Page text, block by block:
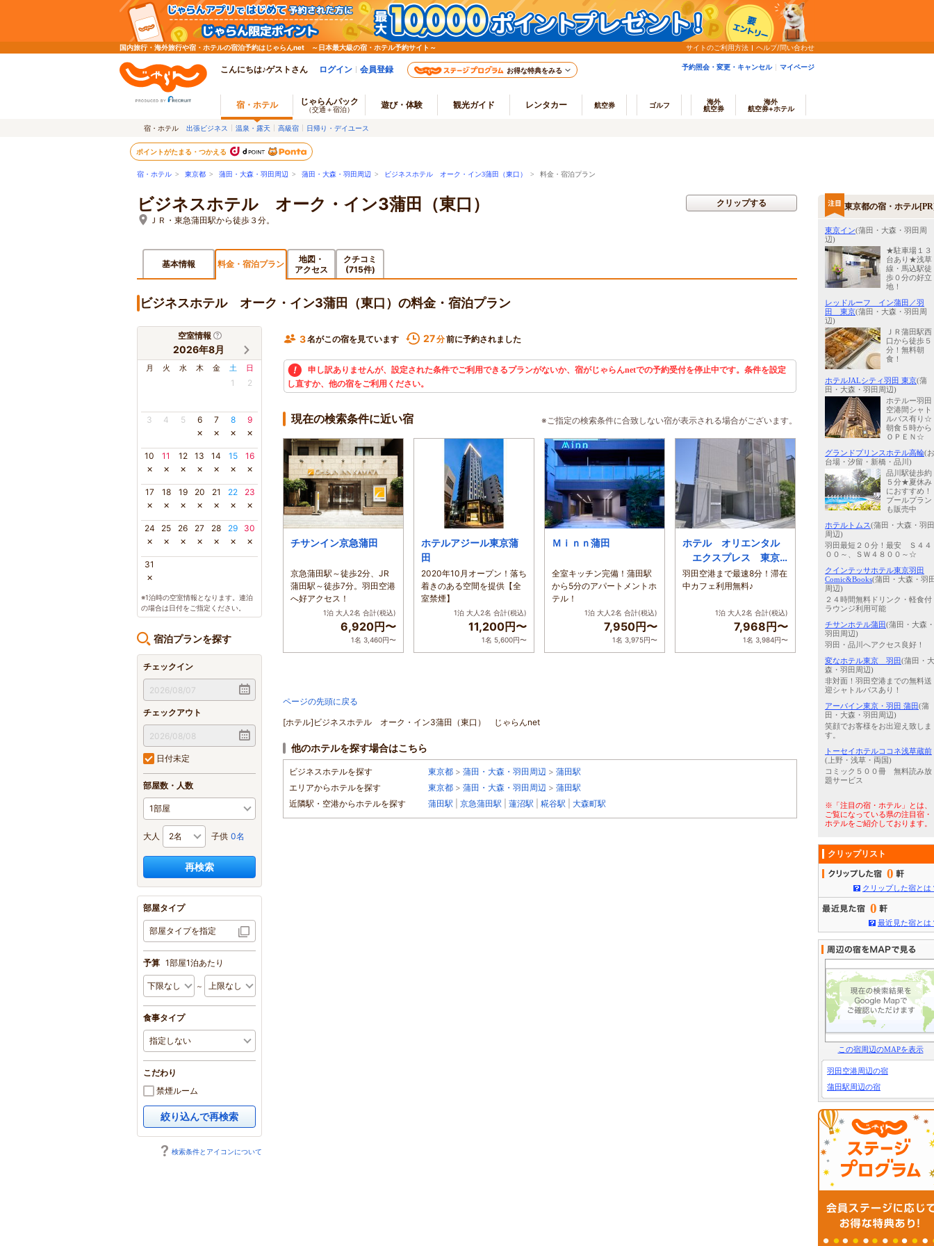
国内旅行・海外旅行や宿・ホテルの宿泊予約はじゃらんnet ～日本最大級の宿・ホテル予約サイト～ サイトのご利用方法 ヘルプ/問い合わせ
こんにちは♪ゲストさん ログイン 会員登録 お得な特典をみる 予約照会・変更・キャンセル マイページ
宿・ホテル じゃらんパック
（交通＋宿泊） 遊び・体験 観光ガイド レンタカー 航空券 ゴルフ
海外
航空券
海外
航空券+ホテル
宿・ホテル 出張ビジネス 温泉・露天 高級宿 日帰り・デイユース
ポイントがたまる・つかえる
宿・ホテル > 東京都 > 蒲田・大森・羽田周辺 > 蒲田・大森・羽田周辺 > ビジネスホテル オーク・イン3蒲田（東口） > 料金・宿泊プラン
ビジネスホテル オーク・イン3蒲田（東口）
ＪＲ・東急蒲田駅から徒歩３分。
クリップする
基本情報 料金・宿泊プラン
地図・
アクセス
クチコミ
(715件)
ビジネスホテル オーク・イン3蒲田（東口）の料金・宿泊プラン
空室情報
2026年8月
月 火 水 木 金 土 日
1 2
3 4 5 6
×
7
×
8
×
9
×
10
×
11
×
12
×
13
×
14
×
15
×
16
×
17
×
18
×
19
×
20
×
21
×
22
×
23
×
24
×
25
×
26
×
27
×
28
×
29
×
30
×
31
×
※1泊時の空室情報となります。連泊
の場合は日付をご指定ください。
宿泊プランを探す
チェックイン
チェックアウト
日付未定
部屋数・人数
大人 子供 0名
再検索
部屋タイプ
部屋タイプを指定
予算 1部屋1泊あたり
～
食事タイプ
こだわり
禁煙ルーム
絞り込んで再検索
検索条件とアイコンについて
3名がこの宿を見ています 27分前に予約されました
申し訳ありませんが、設定された条件でご利用できるプランがないか、宿がじゃらんnetでの予約受付を停止中です。条件を設定
し直すか、他の宿をご利用ください。
現在の検索条件に近い宿 ※ご指定の検索条件に合致しない宿が表示される場合がございます。
チサンイン京急蒲田
京急蒲田駅～徒歩2分、JR
蒲田駅～徒歩7分。羽田空港
へ好アクセス！
1泊 大人2名 合計(税込)
6,920円〜
1名 3,460円〜
ホテルアジール東京蒲
田
2020年10月オープン！落ち
着きのある空間を提供【全
室禁煙】
1泊 大人2名 合計(税込)
11,200円〜
1名 5,600円〜
Ｍｉｎｎ蒲田
全室キッチン完備！蒲田駅
から5分のアパートメントホ
テル！
1泊 大人2名 合計(税込)
7,950円〜
1名 3,975円〜
ホテル オリエンタル
エクスプレス 東京
蒲田
羽田空港まで最速8分！滞在
中カフェ利用無料♪
1泊 大人2名 合計(税込)
7,968円〜
1名 3,984円〜
ページの先頭に戻る
[ホテル]ビジネスホテル オーク・イン3蒲田（東口） じゃらんnet
他のホテルを探す場合はこちら
ビジネスホテルを探す 東京都 > 蒲田・大森・羽田周辺 > 蒲田駅
エリアからホテルを探す
東京都 > 蒲田・大森・羽田周辺 > 蒲田駅
近隣駅・空港からホテルを探す
蒲田駅 京急蒲田駅 蓮沼駅 糀谷駅 大森町駅
東京都の宿・ホテル
東京イン(蒲田・大森・羽田周
辺)
★駐車場１３
台あり★浅草
線・馬込駅徒
歩０分の好立
地！
レッドルーフ イン蒲田／羽
田 東京(蒲田・大森・羽田周
辺)
ＪＲ蒲田駅西
口から徒歩５
分！無料朝
食！
ホテルJALシティ羽田 東京(蒲
田・大森・羽田周辺)
ホテルー羽田
空港間シャト
ルバス有り☆
朝食５時から
ＯＰＥＮ☆
グランドプリンスホテル高輪(お
台場・汐留・新橋・品川)
品川駅徒歩約
５分★夏休み
におすすめ！
プールプラン
も販売中
ホテルトムス(蒲田・大森・羽田
周辺)
羽田最短２０分！最安 Ｓ４４
００～、ＳＷ４８００～☆
クインテッサホテル東京羽田
Comic&Books(蒲田・大森・羽
周辺)
２４時間無料ドリンク・軽食付
ラウンジ利用可能
チサンホテル蒲田(蒲田・大森・
羽田周辺)
羽田・品川へアクセス良好！
変なホテル東京 羽田(蒲田・大
森・羽田周辺)
非対面！羽田空港までの無料送
迎シャトルバスあり！
アーバイン東京・羽田 蒲田(蒲
田・大森・羽田周辺)
笑顔でお客様をお出迎え致しま
す。
トーセイホテルココネ浅草蔵前
(上野・浅草・両国)
コミック５００冊 無料読み放
題サービス
※「注目の宿・ホテル」とは、
ご覧になっている県の注目宿・
ホテルをご紹介しております。
クリップリスト
0
クリップした宿とは
0
最近見た宿とは
この宿周辺のMAPを表示
羽田空港周辺の宿
蒲田駅周辺の宿